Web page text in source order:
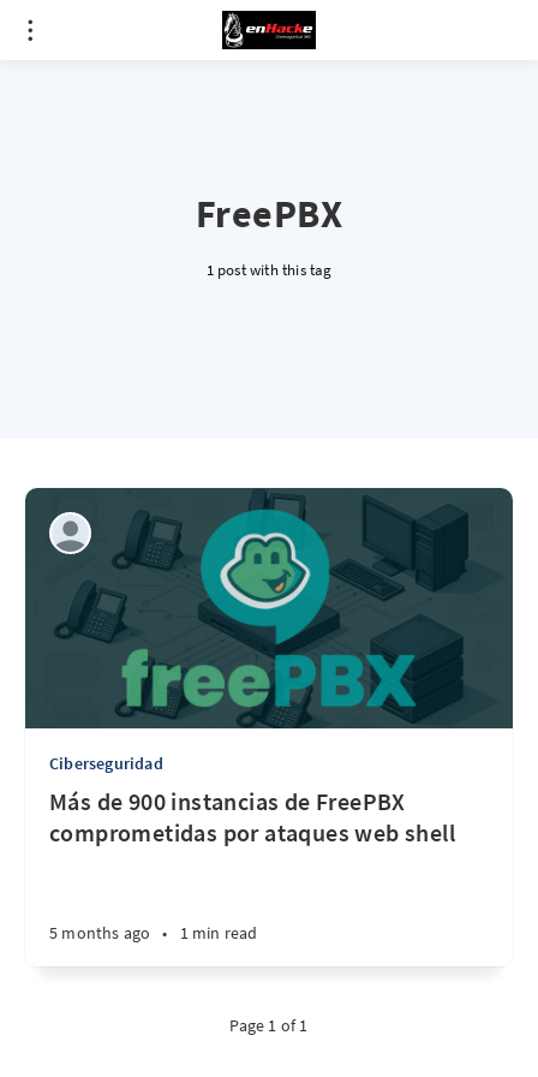
FreePBX
1 post with this tag
Ciberseguridad
Más de 900 instancias de FreePBX
comprometidas por ataques web shell
5 months ago • 1 min read
Page 1 of 1